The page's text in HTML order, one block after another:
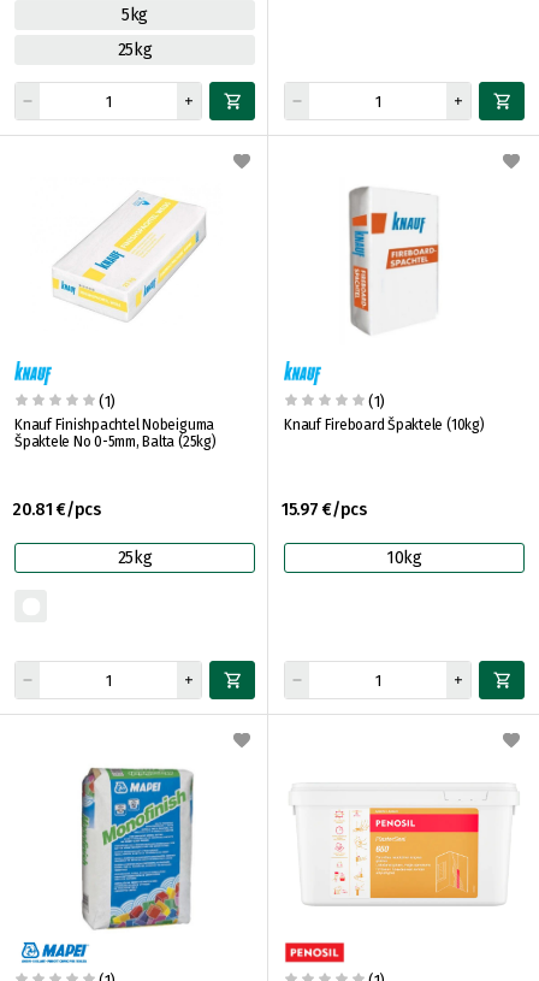
5kg
25kg
(1)
Knauf Finishpachtel Nobeiguma
Špaktele No 0-5mm, Balta (25kg)
20.81 €/pcs
25kg
(1)
Knauf Fireboard Špaktele (10kg)
15.97 €/pcs
10kg